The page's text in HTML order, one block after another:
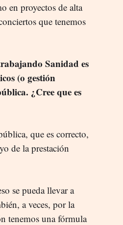
en proyectos de alta
que tenemos
Sanidad es
(o gestión
¿Cree que es
que es correcto,
de la prestación
se pueda llevar a
a veces, por la
tenemos una fórmula